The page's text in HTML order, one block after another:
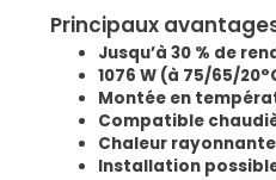
Principaux
Jusqu’à 30 % de
1076 W (à 75/65/
Montée en
Compatible
Chaleur
Installation